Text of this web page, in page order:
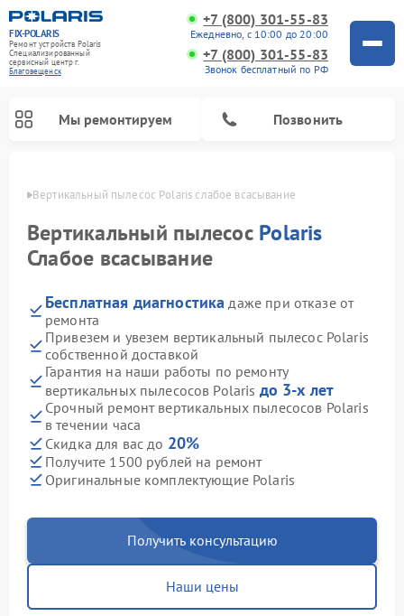
FIX-POLARIS
Ремонт устройств Polaris
Специализированный
cервисный центр г.
Благовещенск
+7 (800) 301-55-83
Ежедневно, с 10:00 до 20:00
+7 (800) 301-55-83
Звонок бесплатный по РФ
Мы ремонтируем Позвонить
Вертикальный пылесос Polaris слабое всасывание
Вертикальный пылесос Polaris
Слабое всасывание
Бесплатная диагностика даже при отказе от
ремонта
Привезем и увезем вертикальный пылесос Polaris
собственной доставкой
Гарантия на наши работы по ремонту
вертикальных пылесосов Polaris до 3-х лет
Срочный ремонт вертикальных пылесосов Polaris
в течении часа
Скидка для вас до 20%
Получите 1500 рублей на ремонт
Оригинальные комплектующие Polaris
Получить консультацию
Наши цены